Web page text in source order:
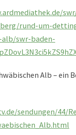
rund-um-
alb/swr-baden-
Alb – ein
sendungen/44/